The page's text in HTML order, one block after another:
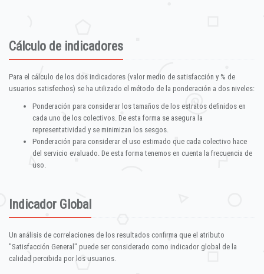
Cálculo de indicadores
Para el cálculo de los dos indicadores (valor medio de satisfacción y % de
usuarios satisfechos) se ha utilizado el método de la ponderación a dos niveles:
Ponderación para considerar los tamaños de los estratos definidos en
cada uno de los colectivos. De esta forma se asegura la
representatividad y se minimizan los sesgos.
Ponderación para considerar el uso estimado que cada colectivo hace
del servicio evaluado. De esta forma tenemos en cuenta la frecuencia de
uso.
Indicador Global
Un análisis de correlaciones de los resultados confirma que el atributo
"Satisfacción General" puede ser considerado como indicador global de la
calidad percibida por los usuarios.